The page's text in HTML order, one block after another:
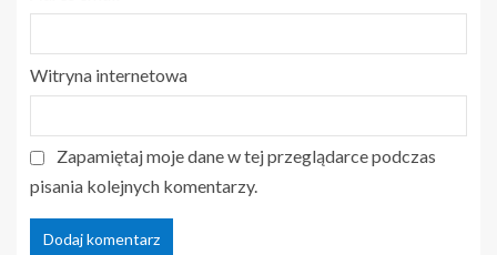
Witryna internetowa
Zapamiętaj moje dane w tej przeglądarce podczas
pisania kolejnych komentarzy.